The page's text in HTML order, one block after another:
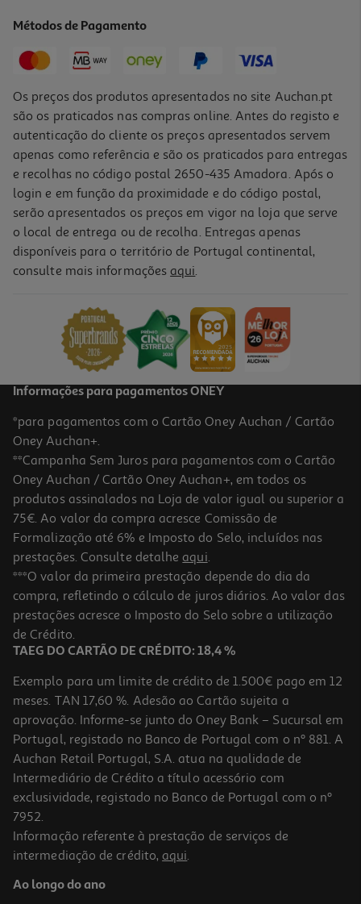
Métodos de Pagamento
Os preços dos produtos apresentados no site Auchan.pt
são os praticados nas compras online. Antes do registo e
autenticação do cliente os preços apresentados servem
apenas como referência e são os praticados para entregas
e recolhas no código postal 2650-435 Amadora. Após o
login e em função da proximidade e do código postal,
serão apresentados os preços em vigor na loja que serve
o local de entrega ou de recolha. Entregas apenas
disponíveis para o território de Portugal continental,
consulte mais informações aqui.
Informações para pagamentos ONEY
*para pagamentos com o Cartão Oney Auchan / Cartão
Oney Auchan+.
**Campanha Sem Juros para pagamentos com o Cartão
Oney Auchan / Cartão Oney Auchan+, em todos os
produtos assinalados na Loja de valor igual ou superior a
75€. Ao valor da compra acresce Comissão de
Formalização até 6% e Imposto do Selo, incluídos nas
prestações. Consulte detalhe aqui.
***O valor da primeira prestação depende do dia da
compra, refletindo o cálculo de juros diários. Ao valor das
prestações acresce o Imposto do Selo sobre a utilização
de Crédito.
TAEG DO CARTÃO DE CRÉDITO: 18,4 %
Exemplo para um limite de crédito de 1.500€ pago em 12
meses. TAN 17,60 %. Adesão ao Cartão sujeita a
aprovação. Informe-se junto do Oney Bank – Sucursal em
Portugal, registado no Banco de Portugal com o nº 881. A
Auchan Retail Portugal, S.A. atua na qualidade de
Intermediário de Crédito a título acessório com
exclusividade, registado no Banco de Portugal com o nº
7952.
Informação referente à prestação de serviços de
intermediação de crédito, aqui.
Ao longo do ano